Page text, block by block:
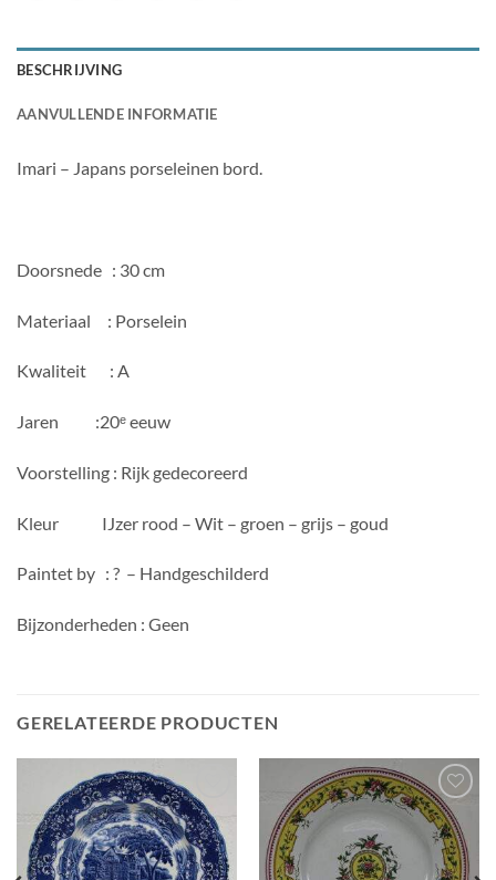
BESCHRIJVING
AANVULLENDE INFORMATIE
Imari – Japans porseleinen bord.
Doorsnede : 30 cm
Materiaal : Porselein
Kwaliteit : A
Jaren :20ᵉ eeuw
Voorstelling : Rijk gedecoreerd
Kleur IJzer rood – Wit – groen – grijs – goud
Paintet by : ? – Handgeschilderd
Bijzonderheden : Geen
GERELATEERDE PRODUCTEN
Toevoegen
aan
wenslijst
Toevoegen
aan
wenslijst